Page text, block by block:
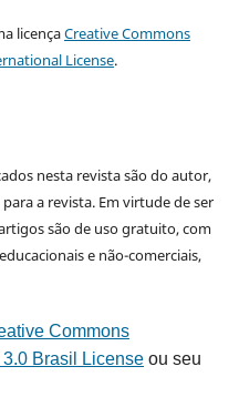
licençaCreative Commons
License.
nesta revista são do autor,
a revista. Em virtude de ser
são de uso gratuito, com
e não-comerciais,
Commons
Brasil Licenseou seu